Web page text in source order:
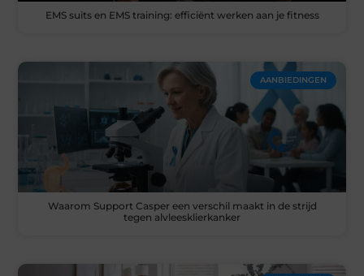
EMS suits en EMS training: efficiënt werken aan je fitness
AANBIEDINGEN
Waarom Support Casper een verschil maakt in de strijd
tegen alvleesklierkanker